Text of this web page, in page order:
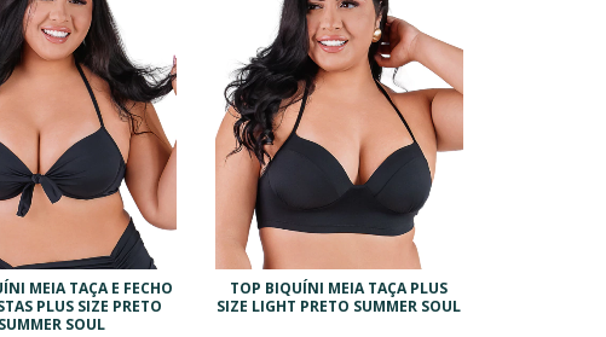
MEIA TAÇA E FECHO
PLUS SIZE PRETO
SUMMER SOUL
TOP BIQUÍNI MEIA TAÇA PLUS
SIZE LIGHT PRETO SUMMER SOUL